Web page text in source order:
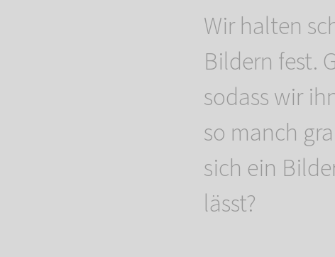
Wir halten
Bildern fest.
sodass wir
so manch
sich ein
lässt?